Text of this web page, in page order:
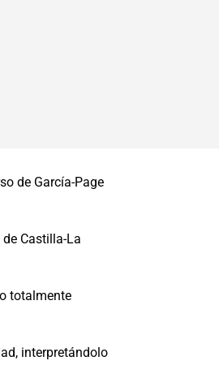
de García-Page
Castilla-La
totalmente
interpretándolo